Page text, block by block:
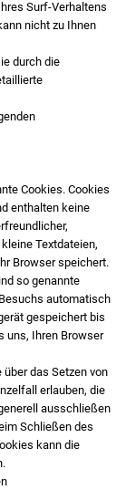
Surf-Verhaltens
nicht zu Ihnen
durch die
Cookies. Cookies
enthalten keine
Textdateien,
Browser speichert.
so genannte
automatisch
gespeichert bis
uns, Ihren Browser
das Setzen von
erlauben, die
ausschließen
Schließen des
kann die